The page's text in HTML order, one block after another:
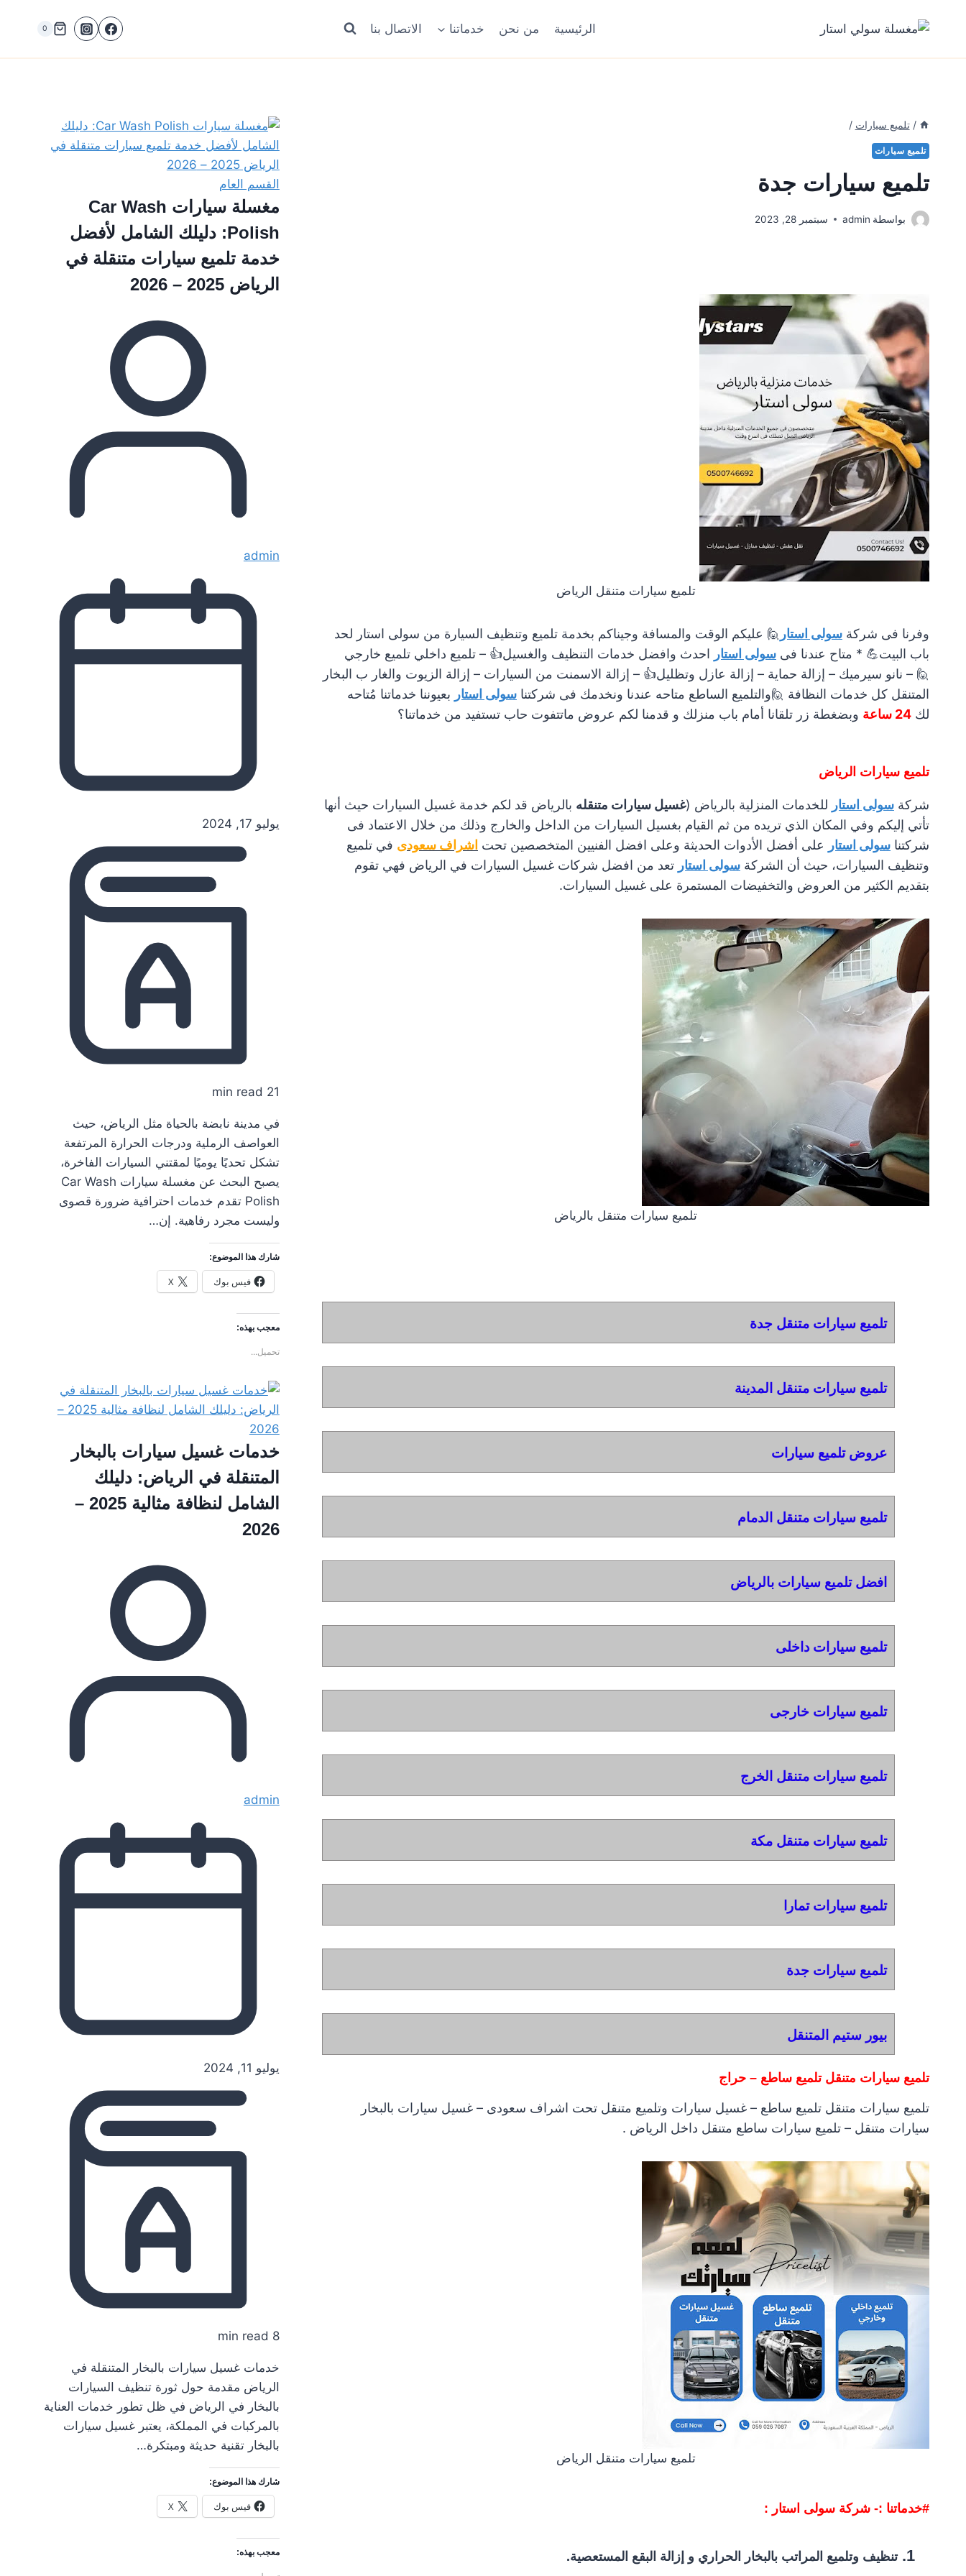
الرئيسية من نحن خدماتنا الاتصال بنا 0
/ تلميع سيارات /
تلميع سيارات
تلميع سيارات جدة
بواسطة admin سبتمبر 28, 2023
تلميع سيارات متنقل الرياض
وفرنا فى شركةسولى استار 🙋 عليكم الوقت والمسافة وجيناكم بخدمة تلميع وتنظيف السيارة من سولى استار لحد
باب البيت💪 * متاح عندنا فىسولى استار احدث وافضل خدمات التنظيف والغسيل👍 – تلميع داخلي تلميع خارجي
🙋 – نانو سيرميك – إزالة حماية – إزالة عازل وتظليل👍 – إزالة الاسمنت من السيارات – إزالة الزيوت والغار ب البخار
المتنقل كل خدمات النظافة 🙋والتلميع الساطع متاحه عندنا ونخدمك فى شركتناسولى استار بعيوننا خدماتنا مُتاحه
لك24 ساعة وبضغطة زر تلقانا أمام باب منزلك و قدمنا لكم عروض ماتتفوت حاب تستفيد من خدماتنا؟
تلميع سيارات الرياض
شركةسولى استار للخدمات المنزلية بالرياض (غسيل سيارات متنقله بالرياض قد لكم خدمة غسيل السيارات حيث أنها
تأتي إليكم وفي المكان الذي تريده من ثم القيام بغسيل السيارات من الداخل والخارج وذلك من خلال الاعتماد فى
شركتناسولى استار على أفضل الأدوات الحديثة وعلى افضل الفنيين المتخصصين تحت اشراف سعودى في تلميع
وتنظيف السيارات، حيث أن الشركةسولى استار تعد من افضل شركات غسيل السيارات في الرياض فهي تقوم
بتقديم الكثير من العروض والتخفيضات المستمرة على غسيل السيارات.
تلميع سيارات متنقل بالرياض
تلميع سيارات متنقل جدة
تلميع سيارات متنقل المدينة
عروض تلميع سيارات
تلميع سيارات متنقل الدمام
افضل تلميع سيارات بالرياض
تلميع سيارات داخلى
تلميع سيارات خارجى
تلميع سيارات متنقل الخرج
تلميع سيارات متنقل مكة
تلميع سيارات تمارا
تلميع سيارات جدة
بيور ستيم المتنقل
تلميع سيارات متنقل تلميع ساطع – حراج
تلميع سيارات متنقل تلميع ساطع – غسيل سيارات وتلميع متنقل تحت اشراف سعودى – غسيل سيارات بالبخار
سيارات متنقل – تلميع سيارات ساطع متنقل داخل الرياض .
تلميع سيارات متنقل الرياض
#خدماتنا :- شركة سولى استار :
تنظيف وتلميع المراتب بالبخار الحراري و إزالة البقع المستعصية.
القسم العام
مغسلة سيارات Car Wash
Polish: دليلك الشامل لأفضل
خدمة تلميع سيارات متنقلة في
الرياض 2025 – 2026
admin
يوليو 17, 2024
21 min read
في مدينة نابضة بالحياة مثل الرياض، حيث
العواصف الرملية ودرجات الحرارة المرتفعة
تشكل تحديًا يوميًا لمقتني السيارات الفاخرة،
يصبح البحث عن مغسلة سيارات Car Wash
Polish تقدم خدمات احترافية ضرورة قصوى
وليست مجرد رفاهية. إن…
شارك هذا الموضوع:
فيس بوك X
معجب بهذه:
تحميل...
خدمات غسيل سيارات بالبخار
المتنقلة في الرياض: دليلك
الشامل لنظافة مثالية 2025 –
2026
admin
يوليو 11, 2024
8 min read
خدمات غسيل سيارات بالبخار المتنقلة في
الرياض مقدمة حول ثورة تنظيف السيارات
بالبخار في الرياض في ظل تطور خدمات العناية
بالمركبات في المملكة، يعتبر غسيل سيارات
بالبخار تقنية حديثة ومبتكرة…
شارك هذا الموضوع:
فيس بوك X
معجب بهذه: